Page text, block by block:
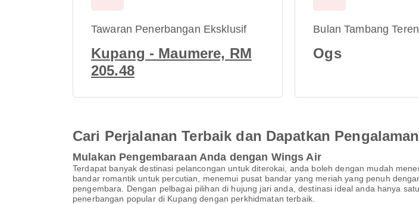
Tawaran Penerbangan Eksklusif
Kupang - Maumere, RM
205.48
Bulan Tambang
Ogs
Cari Perjalanan Terbaik dan Dapatkan
Mulakan Pengembaraan Anda dengan Wings Air
Terdapat banyak destinasi pelancongan untuk diterokai, anda boleh dengan mudah
bandar romantik untuk percutian, menemui pusat bandar yang meriah yang penuh
pengembara. Dengan pelbagai pilihan di hujung jari anda, destinasi ideal anda hanya
penerbangan popular di Kupang dengan perkhidmatan terbaik.